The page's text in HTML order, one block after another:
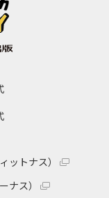
ットナス）
ナス）